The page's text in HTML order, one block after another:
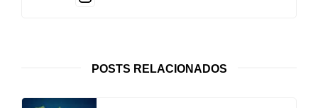
POSTS RELACIONADOS